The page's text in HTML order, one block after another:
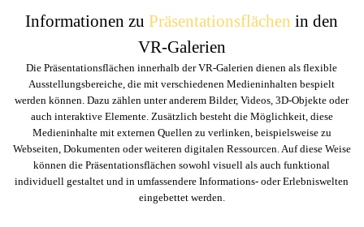
Informationen zuPräsentationsflächen in den
VR-Galerien
Die Präsentationsflächen innerhalb der VR-Galerien dienen als flexible
Ausstellungsbereiche, die mit verschiedenen Medieninhalten bespielt
werden können. Dazu zählen unter anderem Bilder, Videos, 3D-Objekte oder
auch interaktive Elemente. Zusätzlich besteht die Möglichkeit, diese
Medieninhalte mit externen Quellen zu verlinken, beispielsweise zu
Webseiten, Dokumenten oder weiteren digitalen Ressourcen. Auf diese Weise
können die Präsentationsflächen sowohl visuell als auch funktional
individuell gestaltet und in umfassendere Informations- oder Erlebniswelten
eingebettet werden.